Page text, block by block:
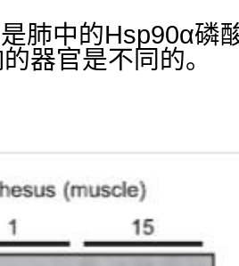
肺中的Hsp90α磷
器官是不同的。